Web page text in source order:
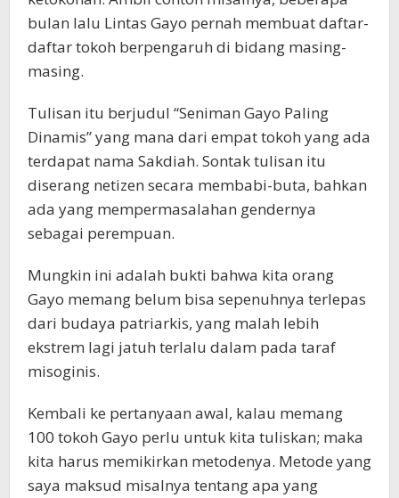
bulan lalu Lintas Gayo pernah membuat daftar-
daftar tokoh berpengaruh di bidang masing-
masing.
Tulisan itu berjudul “Seniman Gayo Paling
Dinamis” yang mana dari empat tokoh yang ada
terdapat nama Sakdiah. Sontak tulisan itu
diserang netizen secara membabi-buta, bahkan
ada yang mempermasalahan gendernya
sebagai perempuan.
Mungkin ini adalah bukti bahwa kita orang
Gayo memang belum bisa sepenuhnya terlepas
dari budaya patriarkis, yang malah lebih
ekstrem lagi jatuh terlalu dalam pada taraf
misoginis.
Kembali ke pertanyaan awal, kalau memang
100 tokoh Gayo perlu untuk kita tuliskan; maka
kita harus memikirkan metodenya. Metode yang
saya maksud misalnya tentang apa yang